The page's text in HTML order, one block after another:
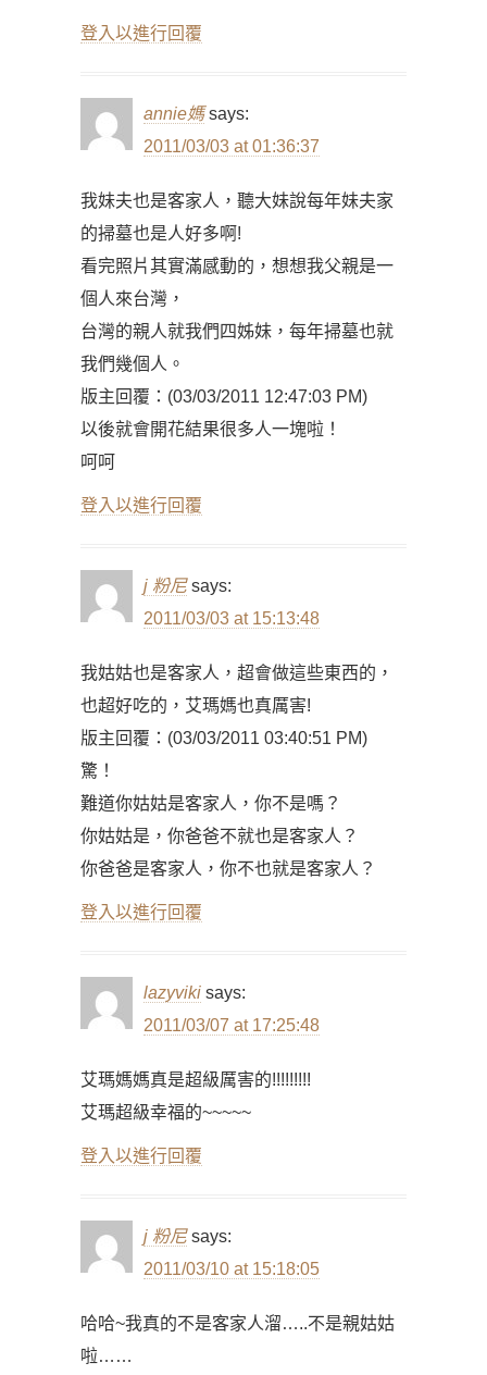
登入以進行回覆
annie媽 says:
2011/03/03 at 01:36:37
我妹夫也是客家人，聽大妹說每年妹夫家
的掃墓也是人好多啊!
看完照片其實滿感動的，想想我父親是一
個人來台灣，
台灣的親人就我們四姊妹，每年掃墓也就
我們幾個人。
版主回覆：(03/03/2011 12:47:03 PM)
以後就會開花結果很多人一塊啦！
呵呵
登入以進行回覆
j 粉尼 says:
2011/03/03 at 15:13:48
我姑姑也是客家人，超會做這些東西的，
也超好吃的，艾瑪媽也真厲害!
版主回覆：(03/03/2011 03:40:51 PM)
驚！
難道你姑姑是客家人，你不是嗎？
你姑姑是，你爸爸不就也是客家人？
你爸爸是客家人，你不也就是客家人？
登入以進行回覆
lazyviki says:
2011/03/07 at 17:25:48
艾瑪媽媽真是超級厲害的!!!!!!!!!
艾瑪超級幸福的~~~~~
登入以進行回覆
j 粉尼 says:
2011/03/10 at 15:18:05
哈哈~我真的不是客家人溜…..不是親姑姑
啦……